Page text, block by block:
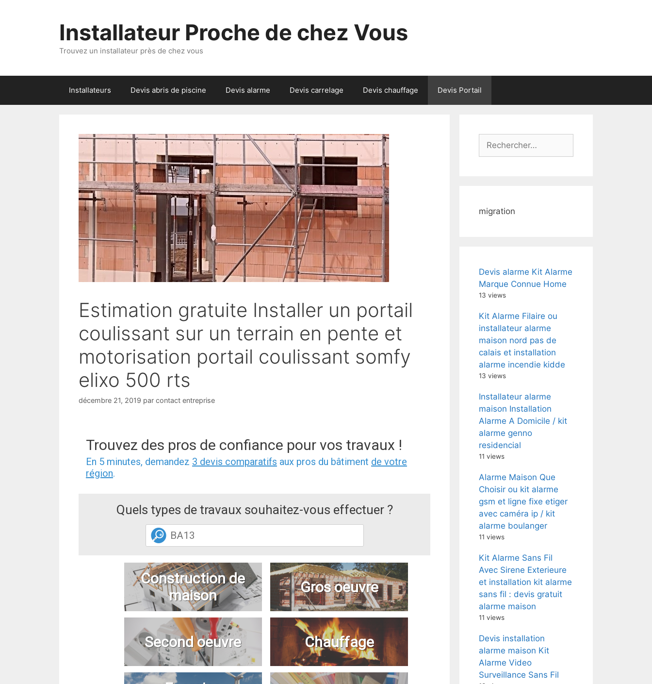
Installateur Proche de chez Vous
Trouvez un installateur près de chez vous
Installateurs Devis abris de piscine Devis alarme Devis carrelage Devis chauffage Devis Portail
Estimation gratuite Installer un portail
coulissant sur un terrain en pente et
motorisation portail coulissant somfy
elixo 500 rts
décembre 21, 2019 par contact entreprise
Trouvez des pros de confiance pour vos travaux !
En 5 minutes, demandez 3 devis comparatifs aux pros du bâtiment de votre
région.
Quels types de travaux souhaitez-vous effectuer ?
Construction de
maison
Gros oeuvre
Second oeuvre Chauffage
Rechercher :
migration
Devis alarme Kit Alarme
Marque Connue Home
13 views
Kit Alarme Filaire ou
installateur alarme
maison nord pas de
calais et installation
alarme incendie kidde
13 views
Installateur alarme
maison Installation
Alarme A Domicile / kit
alarme genno
residencial
11 views
Alarme Maison Que
Choisir ou kit alarme
gsm et ligne fixe etiger
avec caméra ip / kit
alarme boulanger
11 views
Kit Alarme Sans Fil
Avec Sirene Exterieure
et installation kit alarme
sans fil : devis gratuit
alarme maison
11 views
Devis installation
alarme maison Kit
Alarme Video
Surveillance Sans Fil